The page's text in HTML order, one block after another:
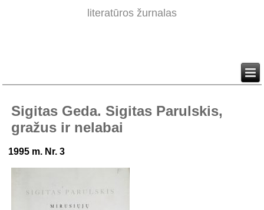
literatūros žurnalas
Sigitas Geda. Sigitas Parulskis,
gražus ir nelabai
1995 m. Nr. 3